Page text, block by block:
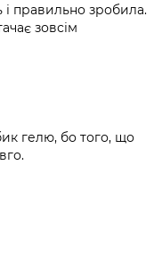
і правильно зробила.
зовсім
гелю, бо того, що